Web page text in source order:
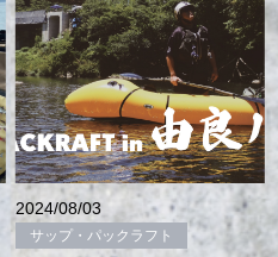
2024/08/03
サップ・パックラフト